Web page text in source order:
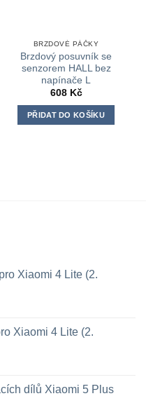
BRZDOVÉ PÁČKY
Brzdový posuvník se
senzorem HALL bez
napínače L
608 Kč
PŘIDAT DO KOŠÍKU
Xiaomi 4 Lite (2.
Xiaomi 4 Lite (2.
dílů Xiaomi 5 Plus